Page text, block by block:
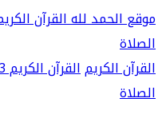
موقع الحمد للهالقرآن
الصلاة
القرآن الكريمالقرآن الكريم mp3
الصلاة